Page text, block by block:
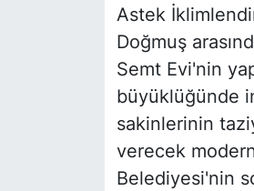
Astek
Doğmuş
Semt Evi'nin
büyüklüğünde
sakinlerinin
verecek
Belediyesi'nin